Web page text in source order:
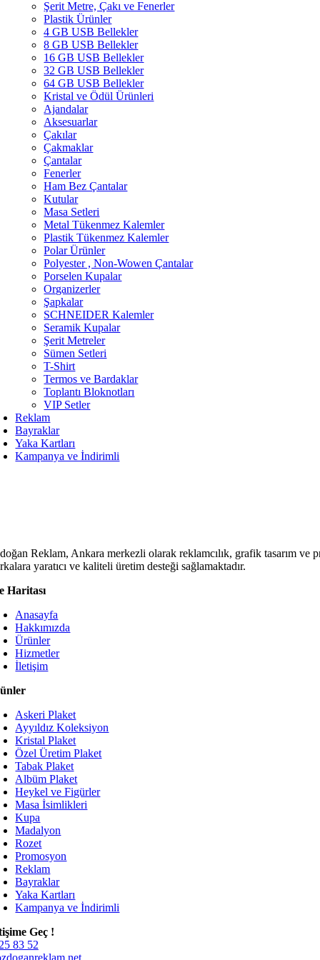
Şerit Metre, Çakı ve Fenerler
Plastik Ürünler
4 GB USB Bellekler
8 GB USB Bellekler
16 GB USB Bellekler
32 GB USB Bellekler
64 GB USB Bellekler
Kristal ve Ödül Ürünleri
Ajandalar
Aksesuarlar
Çakılar
Çakmaklar
Çantalar
Fenerler
Ham Bez Çantalar
Kutular
Masa Setleri
Metal Tükenmez Kalemler
Plastik Tükenmez Kalemler
Polar Ürünler
Polyester , Non-Wowen Çantalar
Porselen Kupalar
Organizerler
Şapkalar
SCHNEIDER Kalemler
Seramik Kupalar
Şerit Metreler
Sümen Setleri
T-Shirt
Termos ve Bardaklar
Toplantı Bloknotları
VIP Setler
Reklam
Bayraklar
Yaka Kartları
Kampanya ve İndirimli
Reklam, Ankara merkezli olarak reklamcılık, grafik tasarım
yaratıcı ve kaliteli üretim desteği sağlamaktadır.
Haritası
Anasayfa
Hakkımızda
Ürünler
Hizmetler
İletişim
Askeri Plaket
Ayyıldız Koleksiyon
Kristal Plaket
Özel Üretim Plaket
Tabak Plaket
Albüm Plaket
Heykel ve Figürler
Masa İsimlikleri
Kupa
Madalyon
Rozet
Promosyon
Reklam
Bayraklar
Yaka Kartları
Kampanya ve İndirimli
Geç !
83 52